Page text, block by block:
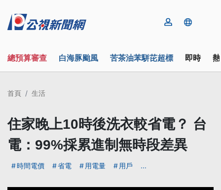
總預算審查 白海豚颱風 苦茶油苯駢芘超標 即時
首頁 生活
住家晚上10時後洗衣較省電？ 台
電：99%採累進制無時段差異
時間電價 省電 用電量 用戶 ...